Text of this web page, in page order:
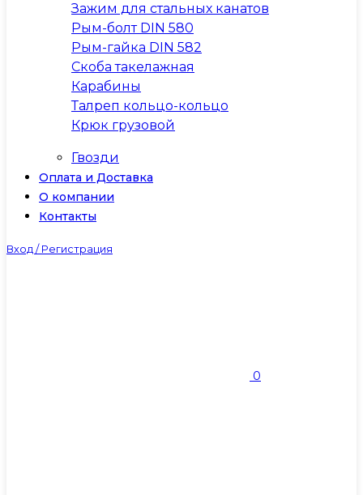
Зажим для стальных канатов
Рым-болт DIN 580
Рым-гайка DIN 582
Скоба такелажная
Карабины
Талреп кольцо-кольцо
Крюк грузовой
Гвозди
Оплата и Доставка
О компании
Контакты
Вход / Регистрация
0